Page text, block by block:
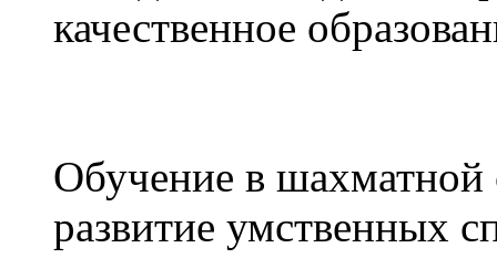
качественное
Обучение в шахматной
развитие умственных